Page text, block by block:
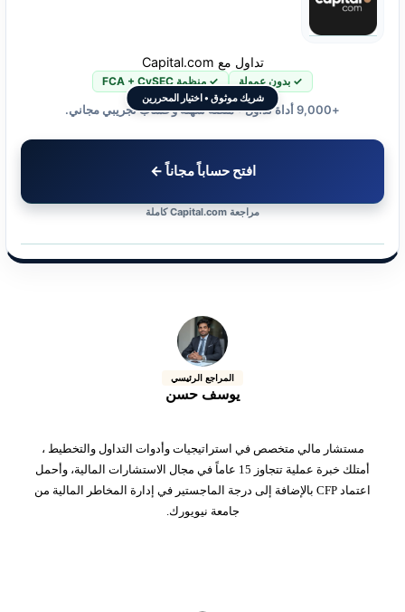
شريك موثوق • اختيار المحررين
تداول مع Capital.com
✓ بدون عمولة ✓ منظمة FCA + CySEC
+9,000 أداة تداول • منصة سهلة وحساب تجريبي مجاني.
افتح حساباً مجاناً ←
مراجعة Capital.com كاملة
المراجع الرئيسي
يوسف حسن
مستشار مالي متخصص في استراتيجيات وأدوات التداول والتخطيط ،
أمتلك خبرة عملية تتجاوز 15 عاماً في مجال الاستشارات المالية، وأحمل
اعتماد CFP بالإضافة إلى درجة الماجستير في إدارة المخاطر المالية من
جامعة نيويورك.